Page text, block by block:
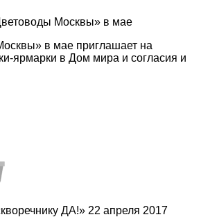
Москвы» в мае
в мае приглашает на
ярмарки в Дом мира и согласия и
ДА!» 22 апреля 2017